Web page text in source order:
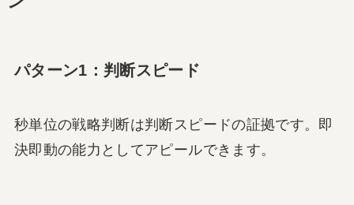
パターン1：判断スピード
秒単位の戦略判断は判断スピードの証拠です。即
決即動の能力としてアピールできます。